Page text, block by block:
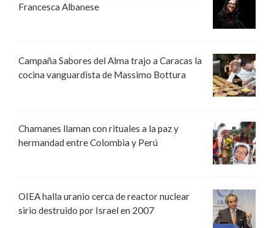
Francesca Albanese
Campaña Sabores del Alma trajo a Caracas la
cocina vanguardista de Massimo Bottura
Chamanes llaman con rituales a la paz y
hermandad entre Colombia y Perú
OIEA halla uranio cerca de reactor nuclear
sirio destruido por Israel en 2007